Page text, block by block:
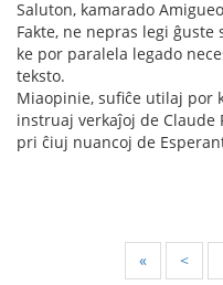
Saluton, kamarado
Fakte, ne nepras legi
ke por paralela legado
teksto.
Miaopinie, sufiĉe utilaj por
instruaj verkaĵoj de Claude
pri ĉiuj nuancoj de
« <